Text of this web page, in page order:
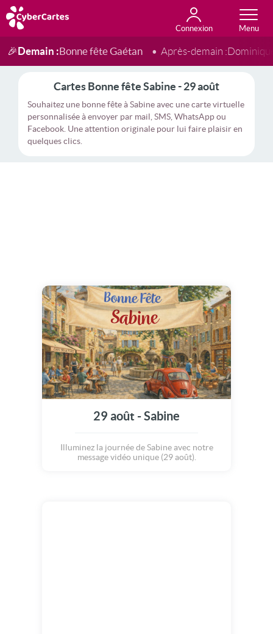
Connexion
Anniversaire
Fête du jour
Amour
Amitié
Merci
Toutes les cartes
🎉Demain :Bonne fête Gaétan Après-demain :
Cartes Bonne fête Sabine - 29 août
Souhaitez une bonne fête à Sabine avec une carte virtuelle
personnalisée à envoyer par mail, SMS, WhatsApp ou
Facebook. Une attention originale pour lui faire plaisir en
quelques clics.
29 août - Sabine
Illuminez la journée de Sabine avec notre
message vidéo unique (29 août).